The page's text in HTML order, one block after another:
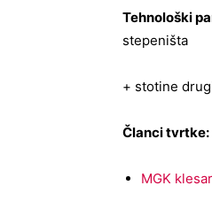
Tehnološki
stepeništa
+ stotine
Članci tvrtke:
MGK